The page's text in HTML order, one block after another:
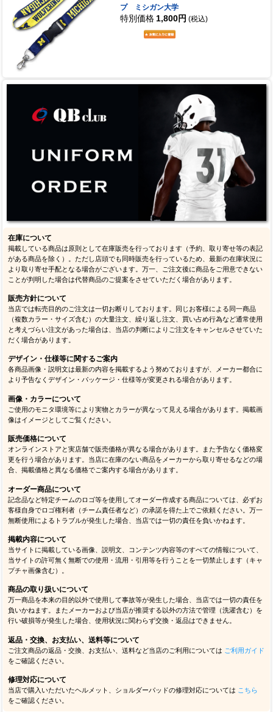
プ ミシガン大学
特別価格 1,800円 (税込)
在庫について
掲載している商品は原則として在庫販売を行っております（予約、取り寄せ等の表記
がある商品を除く）。ただし店頭でも同時販売を行っているため、最新の在庫状況に
より取り寄せ手配となる場合がございます。万一、ご注文後に商品をご用意できない
ことが判明した場合は代替商品のご提案をさせていただく場合があります。
販売方針について
当店では転売目的のご注文は一切お断りしております。同じお客様による同一商品
（複数カラー・サイズ含む）の大量注文、繰り返し注文、買い占め行為など通常使用
と考えづらい注文があった場合は、当店の判断によりご注文をキャンセルさせていた
だく場合があります。
デザイン・仕様等に関するご案内
各商品画像・説明文は最新の内容を掲載するよう努めておりますが、メーカー都合に
より予告なくデザイン・パッケージ・仕様等が変更される場合があります。
画像・カラーについて
ご使用のモニタ環境等により実物とカラーが異なって見える場合があります。掲載画
像はイメージとしてご覧ください。
販売価格について
オンラインストアと実店舗で販売価格が異なる場合があります。また予告なく価格変
更を行う場合があります。当店に在庫のない商品をメーカーから取り寄せるなどの場
合、掲載価格と異なる価格でご案内する場合があります。
オーダー商品について
記念品など特定チームのロゴ等を使用してオーダー作成する商品については、必ずお
客様自身でロゴ権利者（チーム責任者など）の承諾を得た上でご依頼ください。万一
無断使用によるトラブルが発生した場合、当店では一切の責任を負いかねます。
掲載内容について
当サイトに掲載している画像、説明文、コンテンツ内容等のすべての情報について、
当サイトの許可無く無断での使用・流用・引用等を行うことを一切禁止します（キャ
プチャ画像含む）。
商品の取り扱いについて
万一商品を本来の目的以外で使用して事故等が発生した場合、当店では一切の責任を
負いかねます。またメーカーおよび当店が推奨する以外の方法で管理（洗濯含む）を
行い破損等が発生した場合、使用状況に関わらず交換・返品はできません。
返品・交換、お支払い、送料等について
ご注文商品の返品・交換、お支払い、送料など当店のご利用については ご利用ガイド
をご確認ください。
修理対応について
当店で購入いただいたヘルメット、ショルダーパッドの修理対応については こちら
をご確認ください。